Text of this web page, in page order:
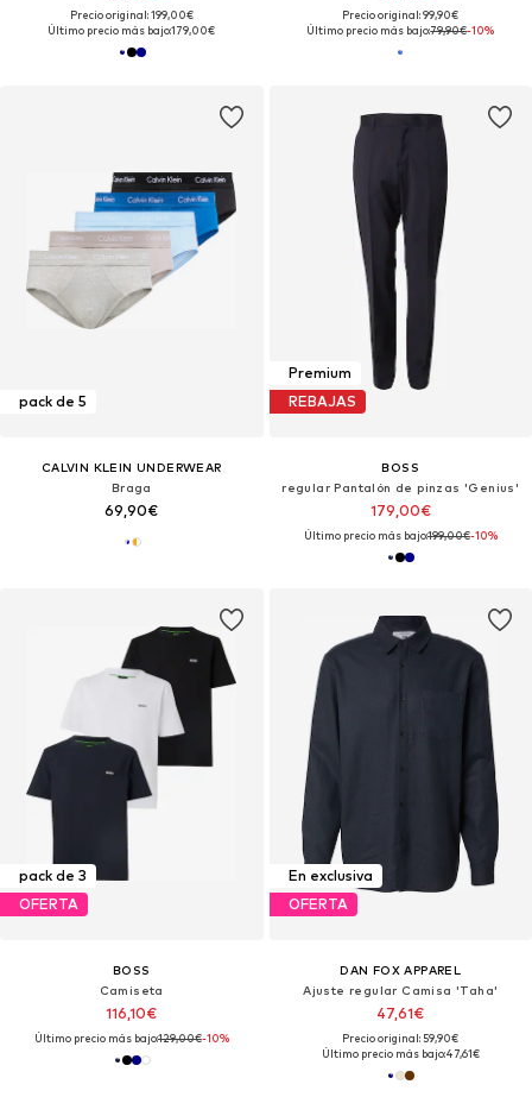
Precio original: 199,00€
Último precio más bajo:179,00€
Precio original: 99,90€
Último precio más bajo:79,90€-10%
pack de 5
CALVIN KLEIN UNDERWEAR
Braga
69,90€
Premium
REBAJAS
BOSS
regular Pantalón de pinzas 'Genius'
179,00€
Último precio más bajo:199,00€-10%
pack de 3
OFERTA
BOSS
Camiseta
116,10€
Último precio más bajo:129,00€-10%
En exclusiva
OFERTA
DAN FOX APPAREL
Ajuste regular Camisa 'Taha'
47,61€
Precio original: 59,90€
Último precio más bajo:47,61€